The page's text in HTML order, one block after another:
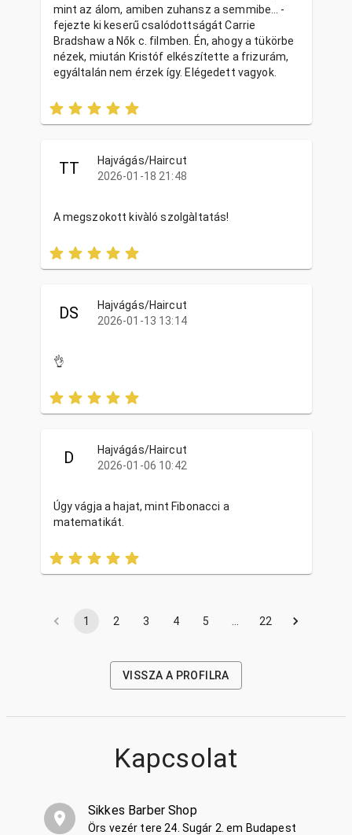
mint az álom, amiben zuhansz a semmibe… -
fejezte ki keserű csalódottságát Carrie
Bradshaw a Nők c. filmben. Én, ahogy a tükörbe
nézek, miután Kristóf elkészítette a frizurám,
egyáltalán nem érzek így. Elégedett vagyok.
TT
Hajvágás/Haircut
2026-01-18 21:48
A megszokott kivàló szolgàltatás!
DS
Hajvágás/Haircut
2026-01-13 13:14
👌
D
Hajvágás/Haircut
2026-01-06 10:42
Úgy vágja a hajat, mint Fibonacci a
matematikát.
1 2 3 4 5 … 22
VISSZA A PROFILRA
Kapcsolat
Sikkes Barber Shop
Örs vezér tere 24. Sugár 2. em Budapest